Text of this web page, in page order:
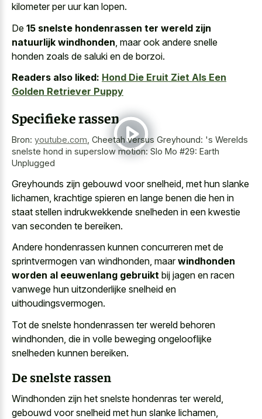
kilometer per uur kan lopen.
De 15 snelste hondenrassen ter wereld zijn
natuurlijk windhonden , maar ook andere snelle
honden zoals de saluki en de borzoi.
Readers also liked: Hond Die Eruit Ziet Als Een
Golden Retriever Puppy
Specifieke rassen
Bron: youtube.com Cheetah versus Greyhound: 's Werelds
snelste hond in superslow motion: Slo Mo #29: Earth
Unplugged
Greyhounds zijn gebouwd voor snelheid, met hun slanke
lichamen, krachtige spieren en lange benen die hen in
staat stellen indrukwekkende snelheden in een kwestie
van seconden te bereiken.
Andere hondenrassen kunnen concurreren met de
sprintvermogen van windhonden, maarwindhonden
worden al eeuwenlang gebruikt bij jagen en racen
vanwege hun uitzonderlijke snelheid en
uithoudingsvermogen.
Tot de snelste hondenrassen ter wereld behoren
windhonden, die in volle beweging ongelooflijke
snelheden kunnen bereiken.
De snelste rassen
Windhonden zijn het snelste hondenras ter wereld,
gebouwd voor snelheid met hun slanke lichamen,